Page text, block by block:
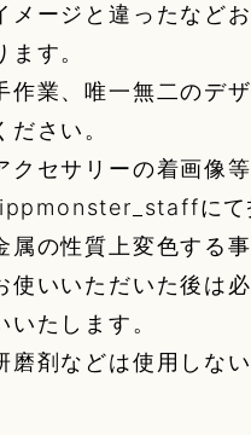
メージと違ったなど
ます。
作業、唯一無二のデ
ださい。
クセサリーの着画像
にて
属の性質上変色する
使いいただいた後は
いたします。
磨剤などは使用しな